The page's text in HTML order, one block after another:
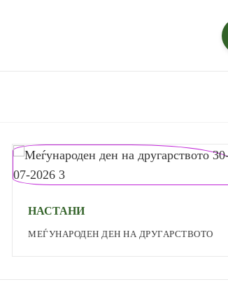
НАСТАНИ
МЕЃУНАРОДЕН ДЕН НА ДРУГАРСТВОТО